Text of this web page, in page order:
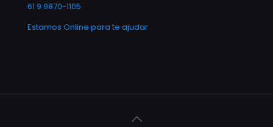
61 9 9870-1105
Estamos Online para te ajudar